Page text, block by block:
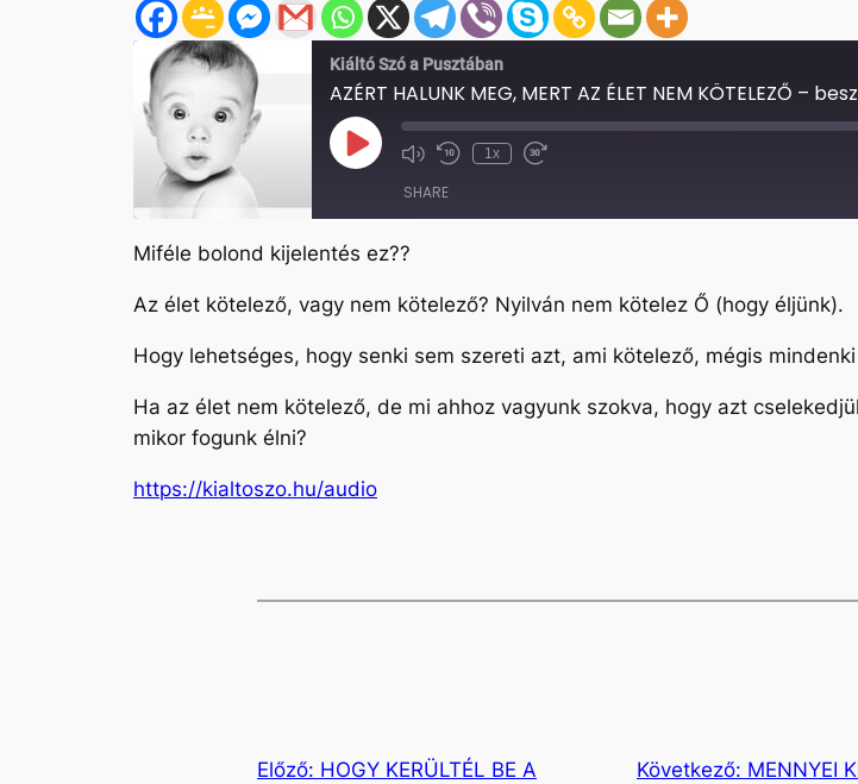
Kiáltó Szó a Pusztában
AZÉRT HALUNK MEG, MERT AZ ÉLET NEM KÖTELEZŐ –
Play
Episode Mute/Unmute
Rewind
1x
Fast
SHARE
SHARE
LINK
EMBED
Miféle bolond kijelentés ez??
Az élet kötelező, vagy nem kötelező? Nyilván nem kötelez Ő (hogy éljünk).
Hogy lehetséges, hogy senki sem szereti azt, ami kötelező, mégis
Ha az élet nem kötelező, de mi ahhoz vagyunk szokva, hogy azt
mikor fogunk élni?
https://kialtoszo.hu/audio
Előző: HOGY KERÜLTÉL BE A
Következő: MENNYEI